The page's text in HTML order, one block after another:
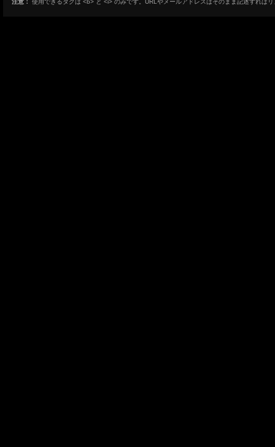
注意： 使用できるタグは <b> と <i> のみです。URLやメールアドレスはそのまま記述すれば